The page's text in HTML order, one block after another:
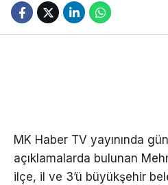
MK Haber TV yayınında
açıklamalarda bulunan
ilçe, il ve 3’ü büyükşehir